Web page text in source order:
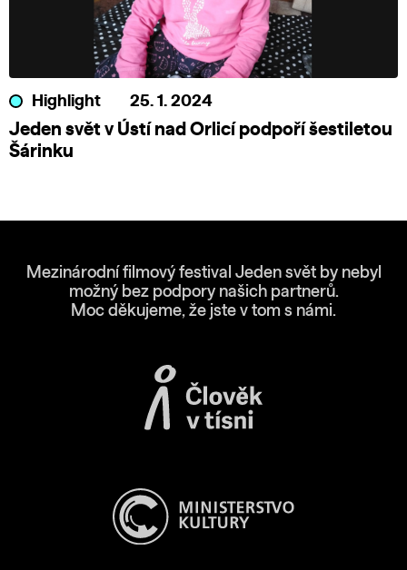
Highlight 25. 1. 2024
Jeden svět v Ústí nad Orlicí podpoří šestiletou
Šárinku
Mezinárodní filmový festival Jeden svět by nebyl
možný bez podpory našich partnerů.
Moc děkujeme, že jste v tom s námi.